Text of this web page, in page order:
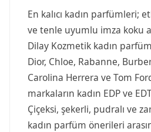
En kalıcı kadın parfümleri;
ve tenle uyumlu imza koku
Dilay Kozmetik kadın
Dior, Chloe, Rabanne,
Carolina Herrera ve Tom
markaların kadın EDP ve
Çiçeksi, şekerli, pudralı ve
kadın parfüm önerileri